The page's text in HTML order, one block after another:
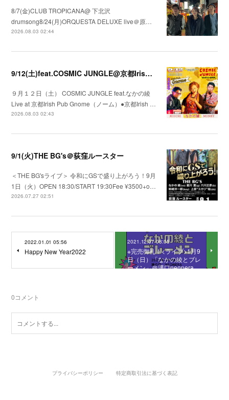
8/7(金)CLUB TROPICANA@ 下北沢
drumsong8/24(月)ORQUESTA DELUXE live＠原…
2026.08.03 02:44
9/12(土)feat.COSMIC JUNGLE@京都Irish Pub Gnome（ノーム）
９月１２日（土） COSMIC JUNGLE feat.なかの綾
Live at 京都Irish Pub Gnome（ノーム）●京都Irish …
2026.08.03 02:43
9/1(火)THE BG's＠荻窪ルースター
＜THE BG'sライブ＞ 令和にGSで盛り上がろう！9月
1日（火）OPEN 18:30/START 19:30Fee ¥3500+o…
2026.07.27 02:51
2022.01.01 05:56
Happy New Year2022
2021.12.07 08:05
※完売御礼！<ライブ>1月9
日（日）「なかの綾とブレ
ーメン」＠溝口neonera
0コメント
プライバシーポリシー 特定商取引法に基づく表記